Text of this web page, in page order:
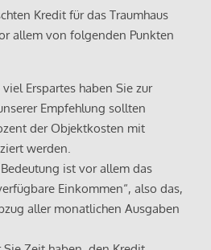
Kredit für das Traumhaus
allem von folgenden Punkten
viel Erspartes haben Sie zur
Empfehlung sollten
der Objektkosten mit
werden.
ist vor allem das
Einkommen“, also das,
aller monatlichen Ausgaben